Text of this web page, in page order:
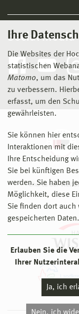
Ihre
Die Websites der
statistischen
Matomo, um das
zu verbessern.
erfasst, um den
gewährleisten.
Sie können hier
Interaktionen mit
Ihre Entscheidung
Sie bei künftigen
werden. Sie haben
Möglichkeit, diese
Sie finden dort auch
gespeicherten Daten.
Erlauben Sie die
Ihrer
Ja, ich
Social Media